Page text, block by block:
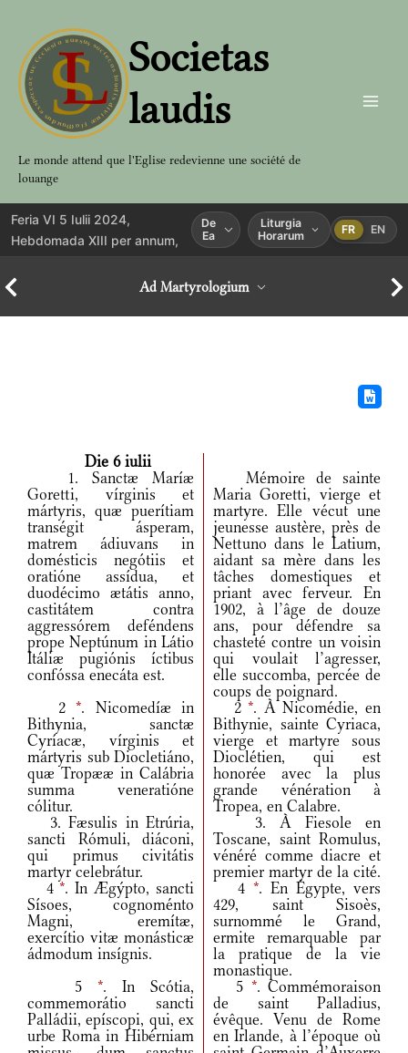
contenu
Societas
laudis
Le monde attend que l'Eglise redevienne une société de
louange
Feria VI 5 Iulii 2024,
Hebdomada XIII per annum,
De
Ea
Liturgia
Horarum
FR EN
Ad Martyrologium
Die 6 iulii
1. Sanctæ Maríæ
Goretti, vírginis et
mártyris, quæ puerítiam
transégit ásperam,
matrem ádiuvans in
domésticis negótiis et
oratióne assídua, et
duodécimo ætátis anno,
castitátem contra
aggressórem deféndens
prope Neptúnum in Látio
Itáliæ pugiónis íctibus
confóssa enecáta est.
Mémoire de sainte
Maria Goretti, vierge et
martyre. Elle vécut une
jeunesse austère, près de
Nettuno dans le Latium,
aidant sa mère dans les
tâches domestiques et
priant avec ferveur. En
1902, à l’âge de douze
ans, pour défendre sa
chasteté contre un voisin
qui voulait l’agresser,
elle succomba, percée de
coups de poignard.
2*. Nicomedíæ in
Bithynia, sanctæ
Cyríacæ, vírginis et
mártyris sub Diocletiáno,
quæ Tropææ in Calábria
summa veneratióne
cólitur.
2*. À Nicomédie, en
Bithynie, sainte Cyriaca,
vierge et martyre sous
Dioclétien, qui est
honorée avec la plus
grande vénération à
Tropea, en Calabre.
3. Fæsulis in Etrúria,
sancti Rómuli, diáconi,
qui primus civitátis
martyr celebrátur.
3. À Fiesole en
Toscane, saint Romulus,
vénéré comme diacre et
premier martyr de la cité.
4*. In Ægýpto, sancti
Sísoes, cognoménto
Magni, eremítæ,
exercítio vitæ monásticæ
ádmodum insígnis.
4 *. En Égypte, vers
429, saint Sisoès,
surnommé le Grand,
ermite remarquable par
la pratique de la vie
monastique.
5 *. In Scótia,
commemorátio sancti
Palládii, epíscopi, qui, ex
urbe Roma in Hibérniam
5 *. Commémoraison
de saint Palladius,
évêque. Venu de Rome
en Irlande, à l’époque où